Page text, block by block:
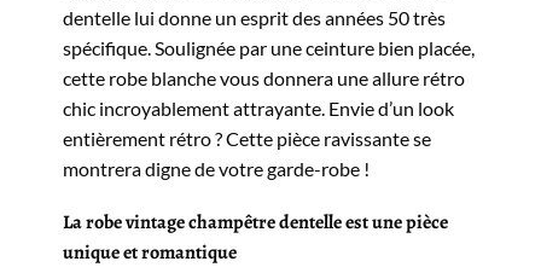
dentelle lui donne un esprit des années 50 très
spécifique. Soulignée par une ceinture bien placée,
cette robe blanche vous donnera une allure rétro
chic incroyablement attrayante. Envie d’un look
entièrement rétro ? Cette pièce ravissante se
montrera digne de votre garde-robe !
La robe vintage champêtre dentelle est une pièce
unique et romantique